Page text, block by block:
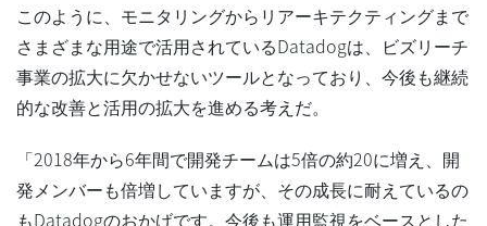
このように、モニタリングからリアーキテクティングまで
さまざまな用途で活用されているDatadogは、ビズリーチ
事業の拡大に欠かせないツールとなっており、今後も継続
的な改善と活用の拡大を進める考えだ。
「2018年から6年間で開発チームは5倍の約20に増え、開
発メンバーも倍増していますが、その成長に耐えているの
もDatadogのおかげです。今後も運用監視をベースとした